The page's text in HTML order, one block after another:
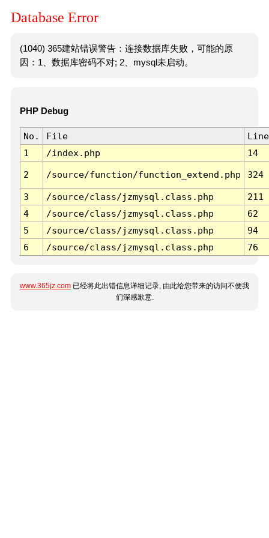
Database Error
(1040) 365建站错误警告：连接数据库失败，可能的原
因：1、数据库密码不对; 2、mysql未启动。
PHP Debug
No. File
Line
1
/index.php 14
2 /source/function/function_extend.php 324
3 /source/class/jzmysql.class.php
211
4
/source/class/jzmysql.class.php
62
5
/source/class/jzmysql.class.php
94
6
/source/class/jzmysql.class.php 76
www.365jz.com 已经将此出错信息详细记录, 由此给您带来的访问不便我
们深感歉意.